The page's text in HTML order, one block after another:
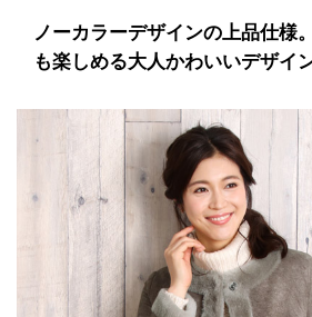
ノーカラーデザインの上品仕様
も楽しめる大人かわいいデザイ